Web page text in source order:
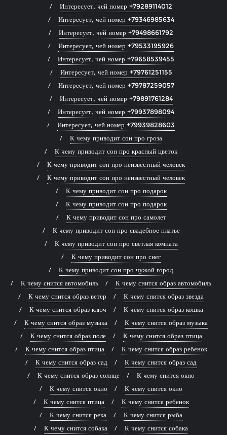
Интересует, чей номер +79289114012
Интересует, чей номер +79346985634
Интересует, чей номер +79498661792
Интересует, чей номер +79533195926
Интересует, чей номер +79658539455
Интересует, чей номер +79761251155
Интересует, чей номер +79787259057
Интересует, чей номер +79891761284
Интересует, чей номер +79937898094
Интересует, чей номер +79939828603
К чему приводит сон про гроза
К чему приводит сон про красный цветок
К чему приводит сон про неизвестный человек
К чему приводит сон про неизвестный человек
К чему приводит сон про подарок
К чему приводит сон про подарок
К чему приводит сон про самолет
К чему приводит сон про свадебное платье
К чему приводит сон про светлая комната
К чему приводит сон про снег
К чему приводит сон про чужой город
К чему снится автомобиль
К чему снится образ автомобиль
К чему снится образ ветер
К чему снится образ звезда
К чему снится образ ключ
К чему снится образ кошка
К чему снится образ музыка
К чему снится образ музыка
К чему снится образ поле
К чему снится образ птица
К чему снится образ птица
К чему снится образ ребенок
К чему снится образ сад
К чему снится образ сад
К чему снится образ солнце
К чему снится окно
К чему снится окно
К чему снится окно
К чему снится птица
К чему снится ребенок
К чему снится река
К чему снится рыба
К чему снится собака
К чему снится собака